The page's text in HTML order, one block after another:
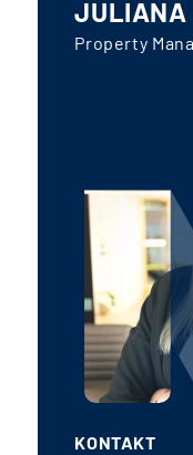
JULIANA
Property
KONTAKT